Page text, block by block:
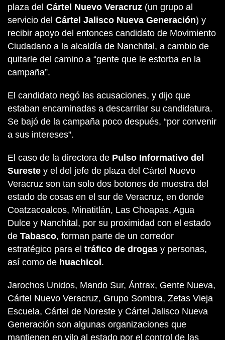
plaza del Cártel Nuevo Veracruz (un grupo al
servicio del Cártel Jalisco Nueva Generación) y
recibir apoyo del entonces candidato de Movimiento
Ciudadano a la alcaldía de Nanchital, a cambio de
quitarle del camino a “gente que le estorba en la
campaña”.
El candidato negó las acusaciones, y dijo que
estaban encaminadas a descarrilar su candidatura.
Se bajó de la campaña poco después, “por convenir
a sus intereses”.
El caso de la directora de Pulso Informativo del
Sureste y el del jefe de plaza del Cártel Nuevo
Veracruz son tan solo dos botones de muestra del
estado de cosas en el sur de Veracruz, en donde
Coatzacoalcos, Minatitlán, Las Choapas, Agua
Dulce y Nanchital, por su proximidad con el estado
de Tabasco, forman parte de un corredor
estratégico para el tráfico de drogas y personas,
así como de huachicol .
Jarochos Unidos, Mando Sur, Ántrax, Gente Nueva,
Cártel Nuevo Veracruz, Grupo Sombra, Zetas Vieja
Escuela, Cártel de Noreste y Cártel Jalisco Nueva
Generación son algunas organizaciones que
mantienen en vilo al estado por el control de las